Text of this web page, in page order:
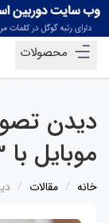
محصولات
دیدن
موبایل با 3 روش!
خانه مقالات